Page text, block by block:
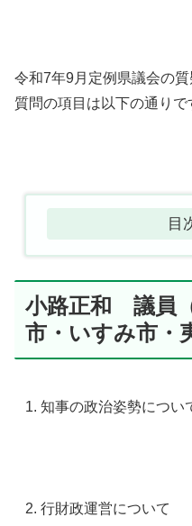
令和7年9月定例県議会の
質問の項目は以下の通りで
目
小路正和 議員
市・いすみ市・
知事の政治姿勢につい
行財政運営について